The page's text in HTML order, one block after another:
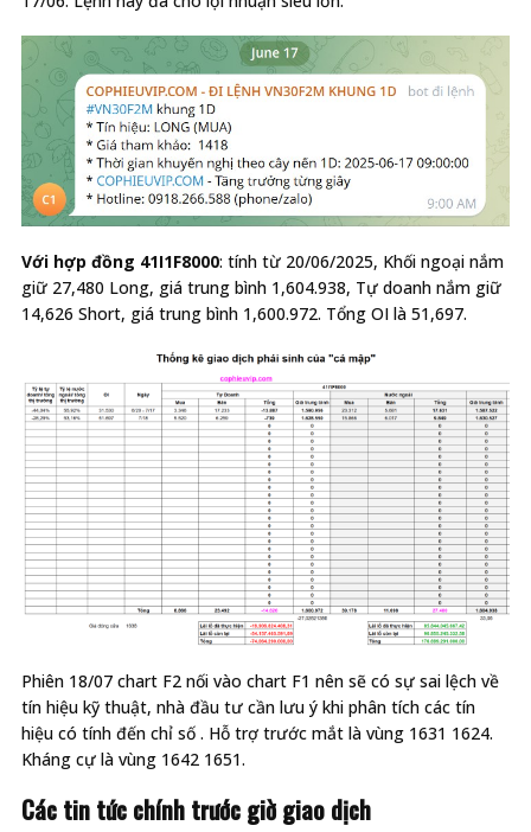
Với hợp đồng 41I1F8000: tính từ 20/06/2025, Khối ngoại nắm
giữ 27,480 Long, giá trung bình 1,604.938, Tự doanh nắm giữ
14,626 Short, giá trung bình 1,600.972. Tổng OI là 51,697.
Phiên 18/07 chart F2 nối vào chart F1 nên sẽ có sự sai lệch về
tín hiệu kỹ thuật, nhà đầu tư cần lưu ý khi phân tích các tín
hiệu có tính đến chỉ số . Hỗ trợ trước mắt là vùng 1631 1624.
Kháng cự là vùng 1642 1651.
Các tin tức chính trước giờ giao dịch